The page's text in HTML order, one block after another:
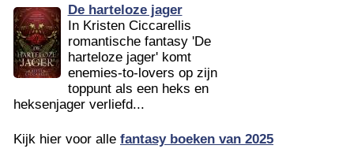
De harteloze jager
In Kristen Ciccarellis
romantische fantasy 'De
harteloze jager' komt
enemies-to-lovers op zijn
toppunt als een heks en
heksenjager verliefd...
Kijk hier voor alle fantasy boeken van 2025